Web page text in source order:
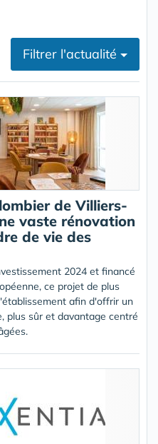
Filtrer l'actualité
de Villiers-
vaste rénovation
de vie des
2024 et financé
ce projet de plus
afin d'offrir un
plus sûr et davantage centré